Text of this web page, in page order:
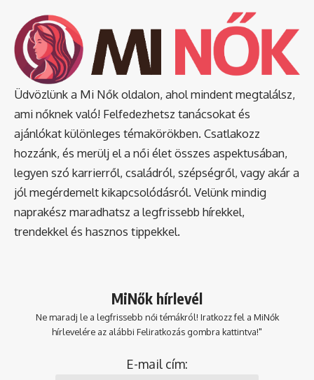
Üdvözlünk a Mi Nők oldalon, ahol mindent megtalálsz,
ami nőknek való! Felfedezhetsz tanácsokat és
ajánlókat különleges témakörökben. Csatlakozz
hozzánk, és merülj el a női élet összes aspektusában,
legyen szó karrierről, családról, szépségről, vagy akár a
jól megérdemelt kikapcsolódásról. Velünk mindig
naprakész maradhatsz a legfrissebb hírekkel,
trendekkel és hasznos tippekkel.
MiNők hírlevél
Ne maradj le a legfrissebb női témákról! Iratkozz fel a MiNők
hírlevelére az alábbi Feliratkozás gombra kattintva!"
E-mail cím: